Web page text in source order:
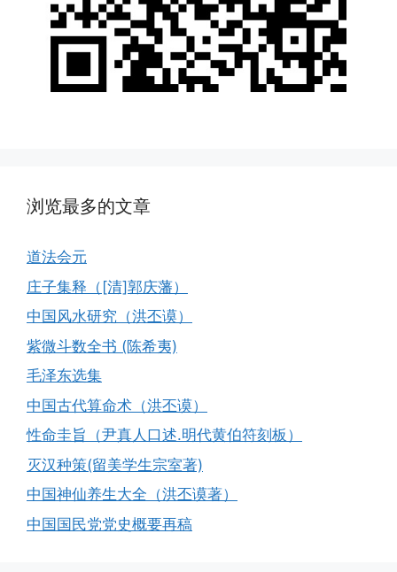
浏览最多的文章
道法会元
庄子集释（[清]郭庆藩）
中国风水研究（洪丕谟）
紫微斗数全书 (陈希夷)
毛泽东选集
中国古代算命术（洪丕谟）
性命圭旨（尹真人口述.明代黄伯符刻板）
灭汉种策(留美学生宗室著)
中国神仙养生大全（洪丕谟著）
中国国民党党史概要再稿